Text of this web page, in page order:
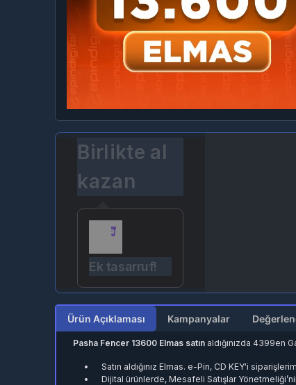
Birlikte al
kazan
Ek tasarruf!
Ürün Açıklaması Kampanyalar
Pasha Fencer 13600 Elmas satın aldığınızda 4399en
Satın aldığınız Elmas. e-Pin, CD KEY'i
Dijital ürünlerde, Mesafeli Satışlar